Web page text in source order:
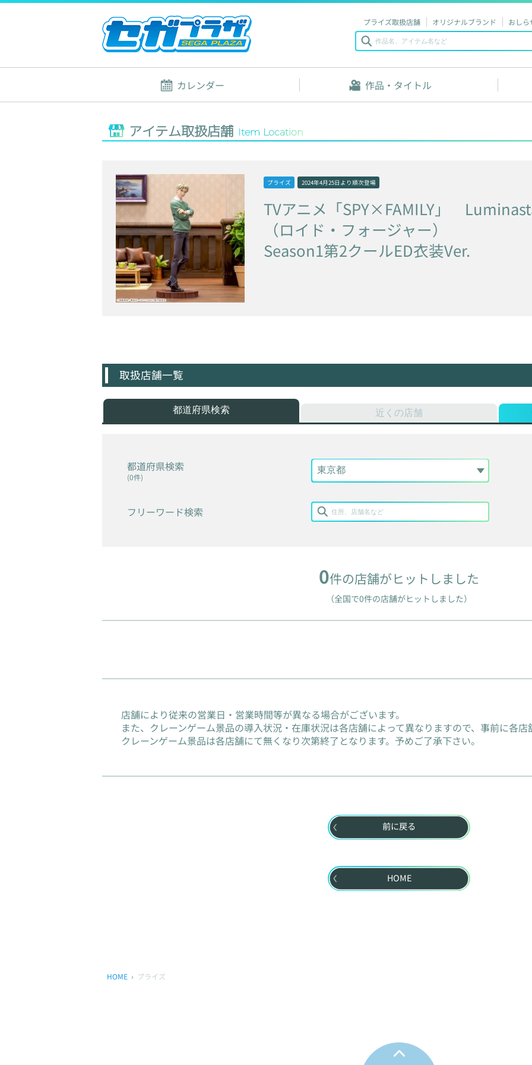
プライズ取扱店舗 オリジナルブランド おしら
カレンダー 作品・タイトル
アイテム取扱店舗 Item Location
プライズ 2024年4月25日 より順次登場
TVアニメ「SPY×FAMILY」
（ロイド・フォージャー）
Season1第2クールED衣装Ver.
取扱店舗一覧
都道府県検索 近くの店舗
都道府県検索
(0件)
フリーワード検索
0件の店舗がヒットしました
（全国で0件の店舗がヒットしました）
店舗により従来の営業日・営業時間等が異なる場合がございます。
また、クレーンゲーム景品の導入状況・在庫状況は各店舗によって異なりますので、事前に各店
クレーンゲーム景品は各店舗にて無くなり次第終了となります。予めご了承下さい。
前に戻る
HOME
HOME プライズ